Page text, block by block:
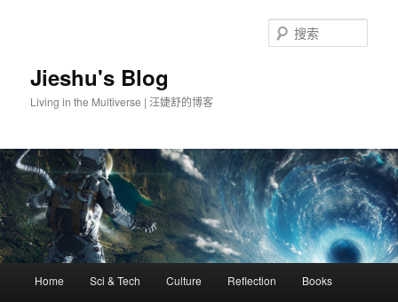
Jieshu's Blog
Living in the Multiverse | 汪婕舒的博客
索
跳
Home Sci & Tech Culture Reflection Books